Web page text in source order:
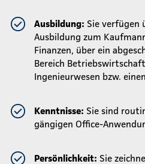
Ausbildung: Sie verfügen
Ausbildung zum
Finanzen, über ein
Bereich
Ingenieurwesen bzw.
Kenntnisse: Sie sind
gängigen Office-
Persönlichkeit: Sie